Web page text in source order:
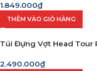
1.849.000₫
THÊM VÀO GIỎ HÀNG
Túi Đựng Vợt Head Tour
2.490.000₫